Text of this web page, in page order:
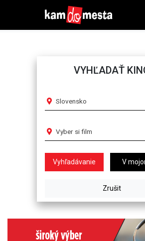
VYHĽADAŤ
Slovensko
Vyber si film
V